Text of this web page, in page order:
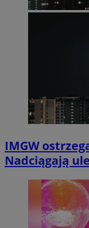
IMGW
Nadciągają